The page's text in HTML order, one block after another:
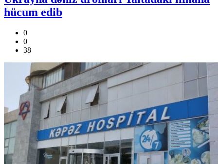
hücum edib
0
0
38